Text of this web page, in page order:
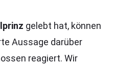
gelebt hat, können
Aussage darüber
reagiert. Wir